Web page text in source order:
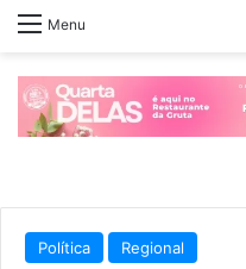
Menu
Política Regional